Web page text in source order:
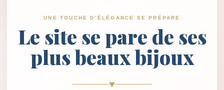
UNE TOUCHE D’ÉLÉGANCE SE PRÉPARE
Le site se pare de ses
plus beaux bijoux
♥